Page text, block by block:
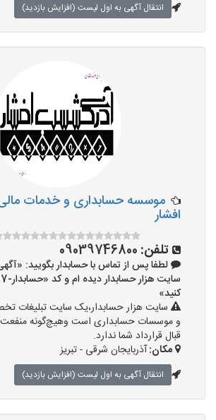
انتقال آگهی به اول لیست (افزایش بازدید)
موسسه حسابداری و خدمات
افشار
تلفن: 09039746800
لطفا پس از تماس با حسابدار بگویید:
کنید»
سایت هزار حسابدار،یک سایت تبلیغات
و موسسات حسابداری است وهیچ‌گونه منفعت
قبال قرارداد شما ندارد.
مکان:آذربایجان شرقی - تبریز
انتقال آگهی به اول لیست (افزایش بازدید)